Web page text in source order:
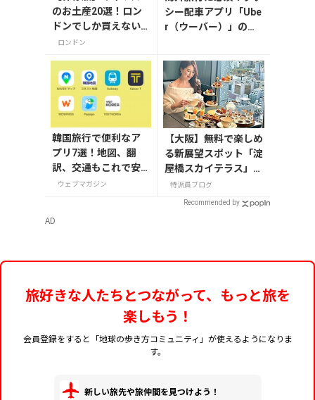
のお土産20選！ロン
ドンでしか買えない
雑貨/お菓子/紅茶まで
ロンドン
シー配車アプリ「Ube
r（ウーバー）」の登
韓国旅行で便利なア
プリ7選！地図、翻
訳、交通もこれで安
心ウェブマガジン
【大阪】無料で楽しめ
る新展望スポット「淀
屋橋スカイテラス」と
30階アフタヌーンテ
特派員ブログ
Recommended by
AD
旅好きな人たちとつながって、もっと旅を
楽しもう！
会員登録をすると「地球の歩き方コミュニティ」が使えるようになりま
す。
新しい旅先や旅仲間を見つけよう！